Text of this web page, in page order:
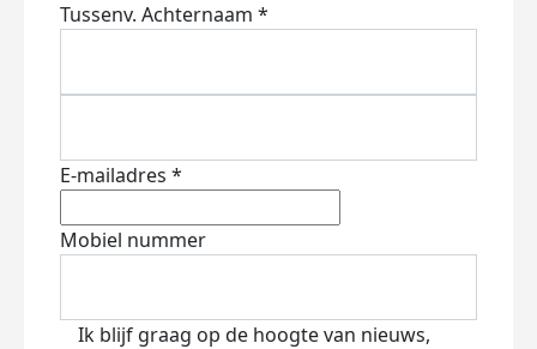
Tussenv. Achternaam *
E-mailadres *
Mobiel nummer
Ik blijf graag op de hoogte van nieuws,